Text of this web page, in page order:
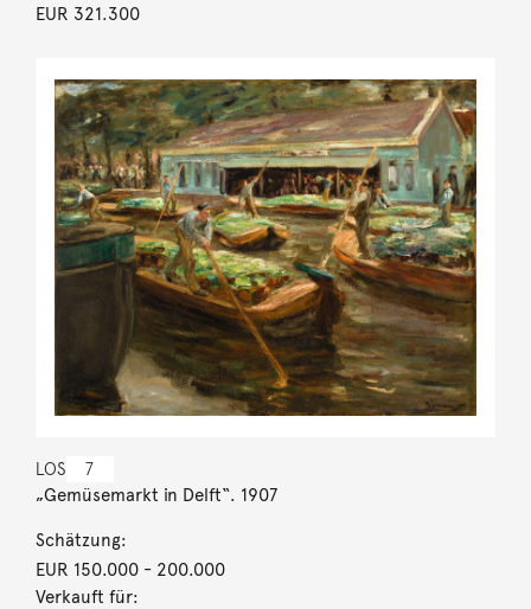
EUR 321.300
LOS 7
„Gemüsemarkt in Delft“. 1907
Schätzung:
EUR 150.000- 200.000
Verkauft für: